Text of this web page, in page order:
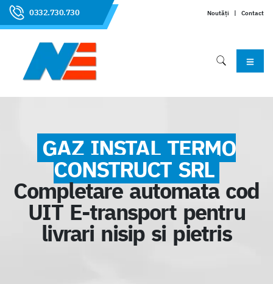
0332.730.730 Noutăți | Contact
GAZ INSTAL TERMO
CONSTRUCT SRL
Completare automata cod
UIT E-transport pentru
livrari nisip si pietris